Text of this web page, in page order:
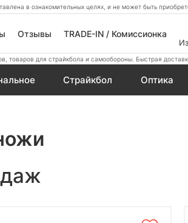
в ознакомительных целях, и не может быть
Отзывы TRADE-IN / Комиссионка
товаров для страйкбола и самообороны. Быстрая
Страйкбол Оптика